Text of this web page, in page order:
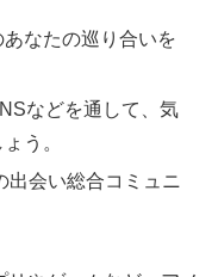
なたの巡り合いを
などを通して、気
う。
出会い総合コミュニ